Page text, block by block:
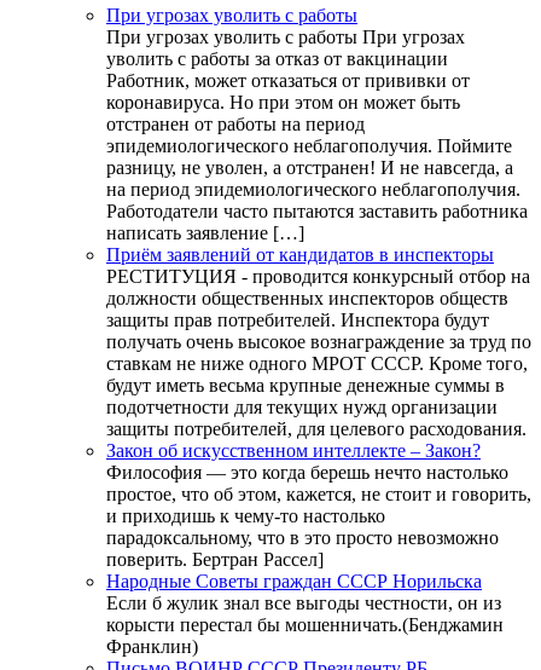
При угрозах уволить с работы
При угрозах уволить с работы При угрозах
уволить с работы за отказ от вакцинации
Работник, может отказаться от прививки от
коронавируса. Но при этом он может быть
отстранен от работы на период
эпидемиологического неблагополучия. Поймите
разницу, не уволен, а отстранен! И не навсегда, а
на период эпидемиологического неблагополучия.
Работодатели часто пытаются заставить работника
написать заявление […]
Приём заявлений от кандидатов в инспекторы
РЕСТИТУЦИЯ - проводится конкурсный отбор на
должности общественных инспекторов обществ
защиты прав потребителей. Инспектора будут
получать очень высокое вознаграждение за труд по
ставкам не ниже одного МРОТ СССР. Кроме того,
будут иметь весьма крупные денежные суммы в
подотчетности для текущих нужд организации
защиты потребителей, для целевого расходования.
Закон об искусственном интеллекте – Закон?
Философия — это когда берешь нечто настолько
простое, что об этом, кажется, не стоит и говорить,
и приходишь к чему-то настолько
парадоксальному, что в это просто невозможно
поверить. Бертран Рассел]
Народные Советы граждан СССР Норильска
Если б жулик знал все выгоды честности, он из
корысти перестал бы мошенничать.(Бенджамин
Франклин)